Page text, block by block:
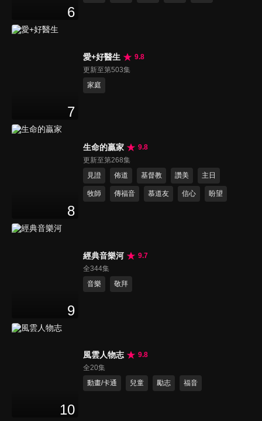
6
7
愛+好醫生
9.8
更新至第503集
家庭
8
生命的贏家
9.8
更新至第268集
見證
佈道 基督教 讚美 主日
牧師 傳福音 慕道友 信心 盼望
9
經典音樂河
9.7
全344集
音樂
敬拜
10
風雲人物志
9.8
全20集
動畫/卡通
兒童 勵志 福音